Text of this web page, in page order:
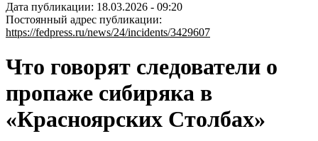
Дата публикации: 18.03.2026 - 09:20
Постоянный адрес публикации:
https://fedpress.ru/news/24/incidents/3429607
Что говорят следователи о
пропаже сибиряка в
«Красноярских Столбах»